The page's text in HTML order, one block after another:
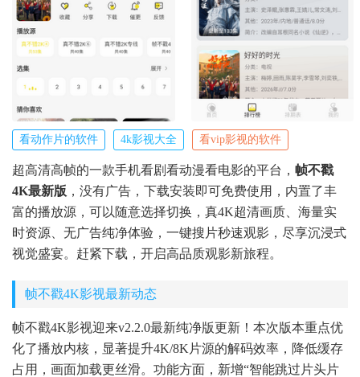
看动作片的软件 4k影视大全 看vip影视的软件
超高清高帧的一款手机看剧看动漫看电影的平台， 帧不戳
4K最新版 ，没有广告，下载安装即可免费使用，内置了丰
富的播放源，可以随意选择切换，真4K超清画质、海量实
时资源、无广告纯净体验，一键搜片秒速观影，尽享沉浸式
视觉盛宴。赶紧下载，开启高品质观影新旅程。
帧不戳4K影视最新动态
帧不戳4K影视迎来v2.2.0最新纯净版更新！本次版本重点优
化了播放内核，显著提升4K/8K片源的解码效率，降低缓存
占用，画面加载更丝滑。功能方面，新增“智能跳过片头片